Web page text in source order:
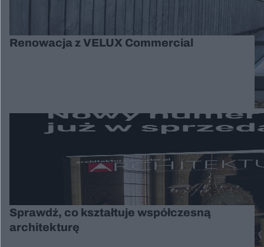
Renowacja z VELUX Commercial
Sprawdź, co kształtuje współczesną
architekturę